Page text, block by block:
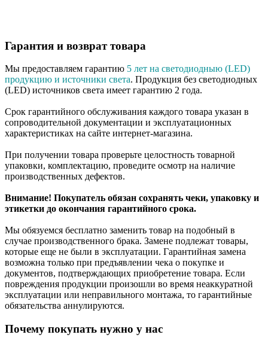
Гарантия и возврат товара
Мы предоставляем гарантию 5 лет на светодиодныю (LED)
продукцию и источники света. Продукция без светодиодных
(LED) источников света имеет гарантию 2 года.
Срок гарантийного обслуживания каждого товара указан в
сопроводительной документации и эксплуатационных
характеристиках на сайте интернет-магазина.
При получении товара проверьте целостность товарной
упаковки, комплектацию, проведите осмотр на наличие
производственных дефектов.
Внимание! Покупатель обязан сохранять чеки, упаковку и
этикетки до окончания гарантийного срока.
Мы обязуемся бесплатно заменить товар на подобный в
случае производственного брака. Замене подлежат товары,
которые еще не были в эксплуатации. Гарантийная замена
возможна только при предъявлении чека о покупке и
документов, подтверждающих приобретение товара. Если
повреждения продукции произошли во время неаккуратной
эксплуатации или неправильного монтажа, то гарантийные
обязательства аннулируются.
Почему покупать нужно у нас